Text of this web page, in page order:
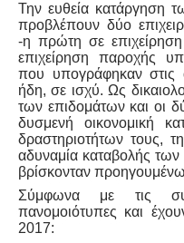
Την ευθεία κατάργηση
προβλέπουν δύο
-η πρώτη σε επιχείρηση
επιχείρηση παροχής
που υπογράφηκαν στις
ήδη, σε ισχύ. Ως
των επιδομάτων και οι
δυσμενή οικονομική
δραστηριοτήτων τους,
αδυναμία καταβολής
βρίσκονταν
Σύμφωνα με τις
πανομοιότυπες και
2017: